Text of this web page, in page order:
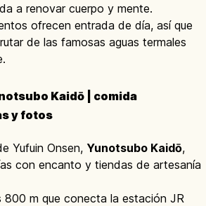
a renovar cuerpo y mente.
ofrecen entrada de día, así que
de las famosas aguas termales
Kaidō | comida
y fotos
Yufuin Onsen, Yunotsubo Kaidō,
con encanto y tiendas de artesanía
800 m que conecta la estación JR